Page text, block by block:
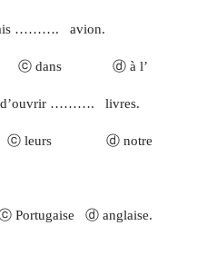
………. avion.
ⓓ à l’
d’ouvrir ………. livres.
ⓓ notre
ⓓ anglaise.